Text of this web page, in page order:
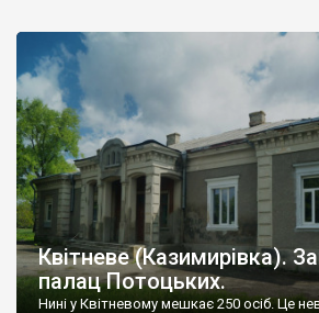
Квітневе (Казимирівка).
палац Потоцьких.
Нині у Квітневому мешкає 250 осіб. Це